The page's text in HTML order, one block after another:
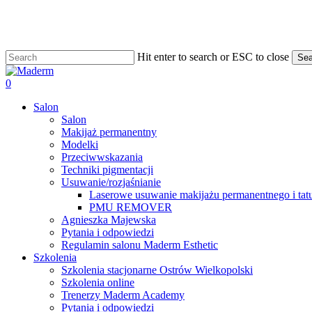
content
Hit enter to search or ESC to close
Close
Search
search
0
Salon
Salon
Makijaż permanentny
Modelki
Przeciwwskazania
Techniki pigmentacji
Usuwanie/rozjaśnianie
Laserowe usuwanie makijażu permanentnego i
PMU REMOVER
Agnieszka Majewska
Pytania i odpowiedzi
Regulamin salonu Maderm Esthetic
Szkolenia
Szkolenia stacjonarne Ostrów Wielkopolski
Szkolenia online
Trenerzy Maderm Academy
Pytania i odpowiedzi